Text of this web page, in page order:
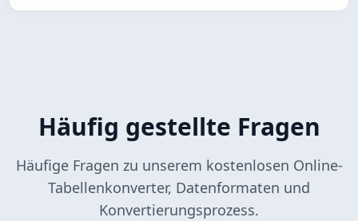
Häufig gestellte Fragen
Häufige Fragen zu unserem kostenlosen Online-
Tabellenkonverter, Datenformaten und
Konvertierungsprozess.